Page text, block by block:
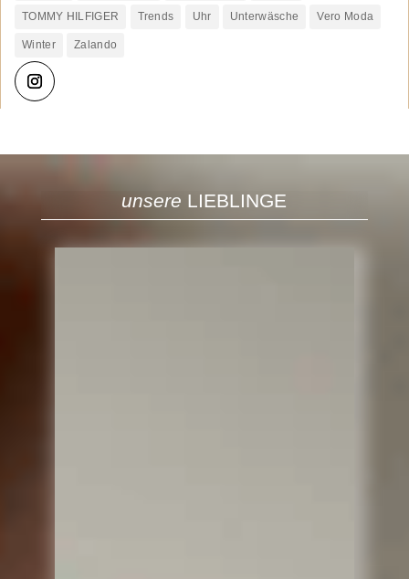
TOMMY HILFIGER Trends Uhr Unterwäsche Vero Moda
Winter Zalando
unsere LIEBLINGE